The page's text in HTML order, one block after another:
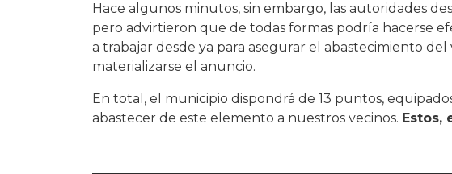
Hace algunos minutos, sin embargo, las autoridades
pero advirtieron que de todas formas podría hacerse
a trabajar desde ya para asegurar el abastecimiento
materializarse el anuncio.
En total, el municipio dispondrá de 13 puntos,
abastecer de este elemento a nuestros vecinos. Estos,